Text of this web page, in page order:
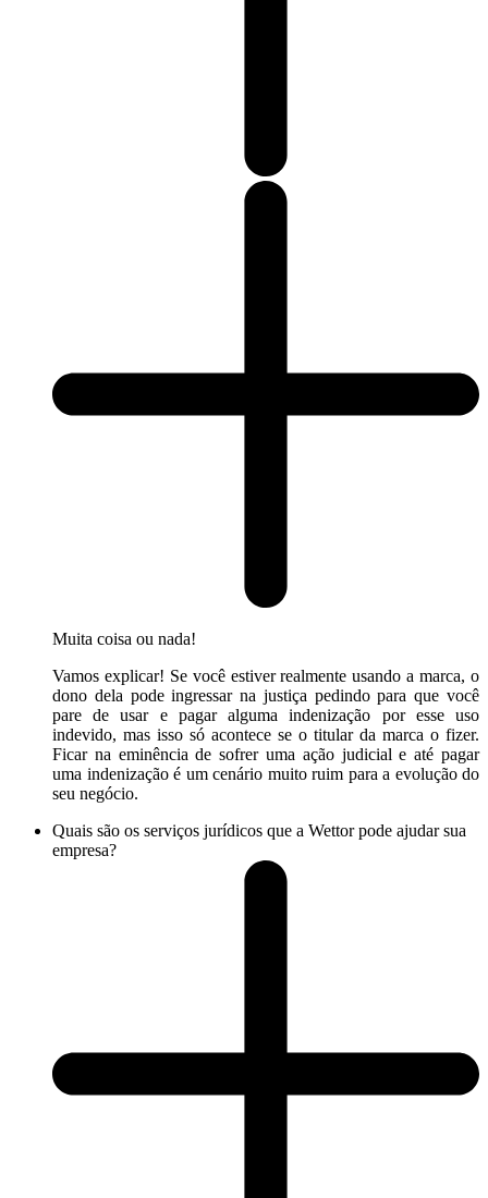
Muita coisa ou nada!
Vamos explicar! Se você estiver realmente usando a marca, o
dono dela pode ingressar na justiça pedindo para que você
pare de usar e pagar alguma indenização por esse uso
indevido, mas isso só acontece se o titular da marca o fizer.
Ficar na eminência de sofrer uma ação judicial e até pagar
uma indenização é um cenário muito ruim para a evolução do
seu negócio.
Quais são os serviços jurídicos que a Wettor pode ajudar sua
empresa?